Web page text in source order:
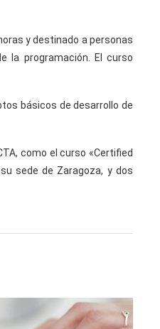
y destinado a personas
la programación. El curso
básicos de desarrollo de
como el curso «Certified
sede de Zaragoza, y dos